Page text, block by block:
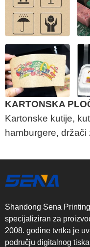
KARTONSKA
Kartonske kutije,
hamburgere, držači
Shandong Sena
specijaliziran za
2008. godine tvrtka je
području digitalnog